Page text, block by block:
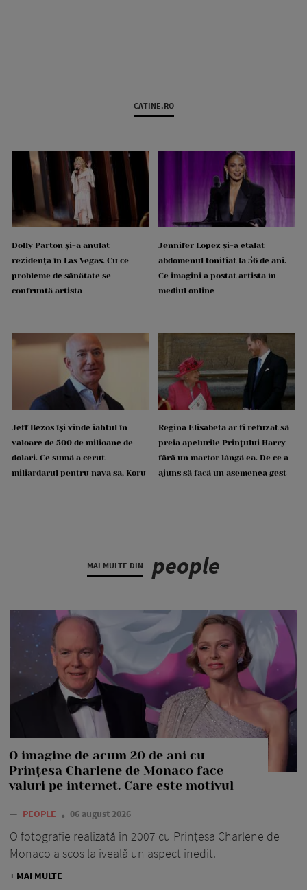
CATINE.RO
Dolly Parton și-a anulat
rezidența în Las Vegas. Cu ce
probleme de sănătate se
confruntă artista
Jennifer Lopez și-a etalat
abdomenul tonifiat la 56 de ani.
Ce imagini a postat artista în
mediul online
Jeff Bezos își vinde iahtul în
valoare de 500 de milioane de
dolari. Ce sumă a cerut
miliardarul pentru nava sa, Koru
Regina Elisabeta ar fi refuzat să
preia apelurile Prințului Harry
fără un martor lângă ea. De ce a
ajuns să facă un asemenea gest
MAI MULTE DIN people
O imagine de acum 20 de ani cu
Prințesa Charlene de Monaco face
valuri pe internet. Care este motivul
— PEOPLE 06 august 2026
O fotografie realizată în 2007 cu Prințesa Charlene de
Monaco a scos la iveală un aspect inedit.
+ MAI MULTE